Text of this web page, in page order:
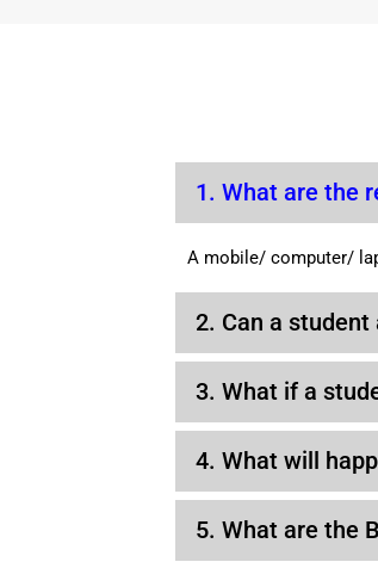
1. What are the
A mobile/ computer/
2. Can a
3. What if a
4. What will
5. What are the